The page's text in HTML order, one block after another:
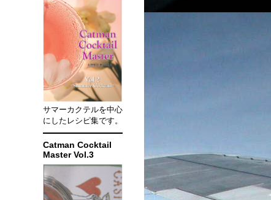
サマーカクテルを中心
にしたレシピ集です。
Catman Cocktail
Master Vol.3